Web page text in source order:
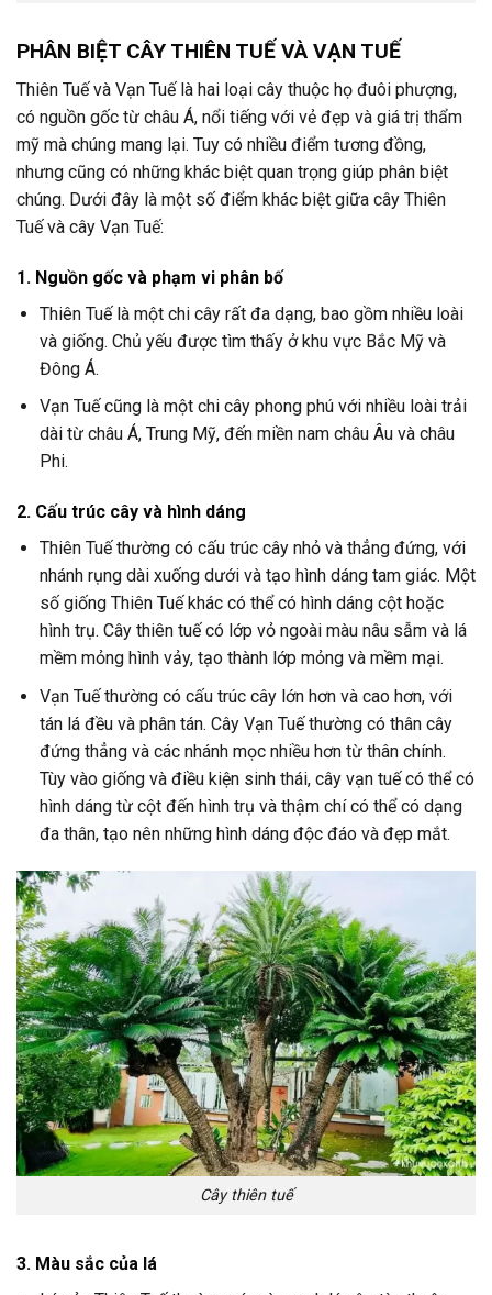
PHÂN BIỆT CÂY THIÊN TUẾ VÀ VẠN TUẾ
Thiên Tuế và Vạn Tuế là hai loại cây thuộc họ đuôi phượng,
có nguồn gốc từ châu Á, nổi tiếng với vẻ đẹp và giá trị thẩm
mỹ mà chúng mang lại. Tuy có nhiều điểm tương đồng,
nhưng cũng có những khác biệt quan trọng giúp phân biệt
chúng. Dưới đây là một số điểm khác biệt giữa cây Thiên
Tuế và cây Vạn Tuế:
1. Nguồn gốc và phạm vi phân bố
Thiên Tuế là một chi cây rất đa dạng, bao gồm nhiều loài
và giống. Chủ yếu được tìm thấy ở khu vực Bắc Mỹ và
Đông Á.
Vạn Tuế cũng là một chi cây phong phú với nhiều loài trải
dài từ châu Á, Trung Mỹ, đến miền nam châu Âu và châu
Phi.
2. Cấu trúc cây và hình dáng
Thiên Tuế thường có cấu trúc cây nhỏ và thẳng đứng, với
nhánh rụng dài xuống dưới và tạo hình dáng tam giác. Một
số giống Thiên Tuế khác có thể có hình dáng cột hoặc
hình trụ. Cây thiên tuế có lớp vỏ ngoài màu nâu sẫm và lá
mềm mỏng hình vảy, tạo thành lớp mỏng và mềm mại.
Vạn Tuế thường có cấu trúc cây lớn hơn và cao hơn, với
tán lá đều và phân tán. Cây Vạn Tuế thường có thân cây
đứng thẳng và các nhánh mọc nhiều hơn từ thân chính.
Tùy vào giống và điều kiện sinh thái, cây vạn tuế có thể có
hình dáng từ cột đến hình trụ và thậm chí có thể có dạng
đa thân, tạo nên những hình dáng độc đáo và đẹp mắt.
Cây thiên tuế
3. Màu sắc của lá